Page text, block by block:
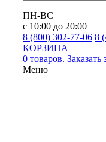
ПН-ВС
с 10:00 до 20:00
8 (800) 302-77-06 8
КОРЗИНА
0 товаров. Заказать
Меню